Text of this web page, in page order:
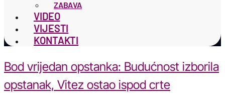
ZABAVA
VIDEO
VIJESTI
KONTAKTI
Bod vrijedan opstanka: Budućnost izborila
opstanak, Vitez ostao ispod crte